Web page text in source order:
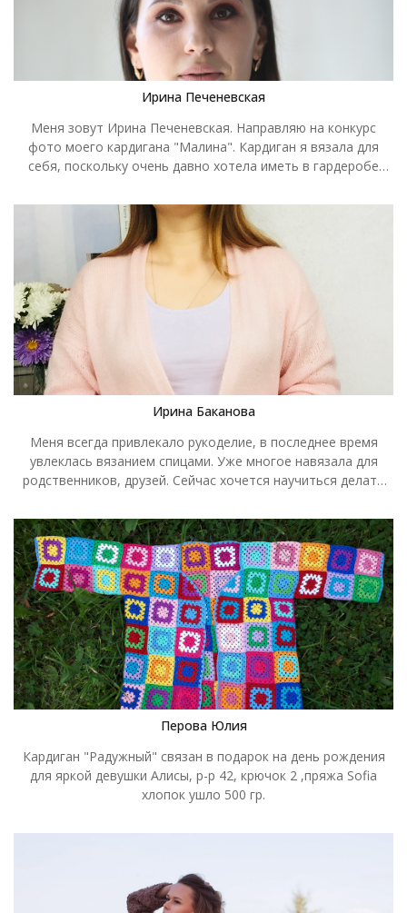
Ирина Печеневская
Меня зовут Ирина Печеневская. Направляю на конкурс
фото моего кардигана "Малина". Кардиган я вязала для
себя, поскольку очень давно хотела иметь в гардеробе
очень универсалкке и отлично смотрится со многими
вещами в разных стилях. Кардиган вязала из Пехорки
"Осенняя" спицами №8. Ушло 4 мотка на размер 46-48. Узор
"Ракушки" на лицевой глади. Ракушки и яркий малиновый
цвет стали изюминками кардигана, а его простой крой
только подчеркнул универсальность. Спасибо за такую
замечательную возможность участвовать в конкурсе!
Ирина Баканова
Меня всегда привлекало рукоделие, в последнее время
увлеклась вязанием спицами. Уже многое навязала для
родственников, друзей. Сейчас хочется научиться делать
Спасибо Вам Клубки в корзинке за возможность
участвовать в таких интересных конкурсах и побороться за
сертификаты с настоящими профессионалами в вязании.
Кардиган связан в подарок подруге, для летних вечерних
прогулок по своему загородному участку. Была просьба
связать легкий , невесомый но согревающий кардиган.
Поэтому выбор пал на мягкую пряжу Alize Angora Gold цвет
Жемчужно-Розовый . Работа выполнена спицами номер 3.5 ,
связан лицевой гладью. Расход пряжи всего 3 мотка по
100гр на размер 946-48-50). На фото девушка с 46
размером. Получился универсальный кардиган, который
всегда можно дополнить брошью или современными
Перова Юлия
Кардиган "Радужный" связан в подарок на день рождения
для яркой девушки Алисы, р-р 42, крючок 2 ,пряжа Sofia
хлопок ушло 500 гр.